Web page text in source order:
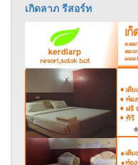
เกิดลาภ รีสอร์ท